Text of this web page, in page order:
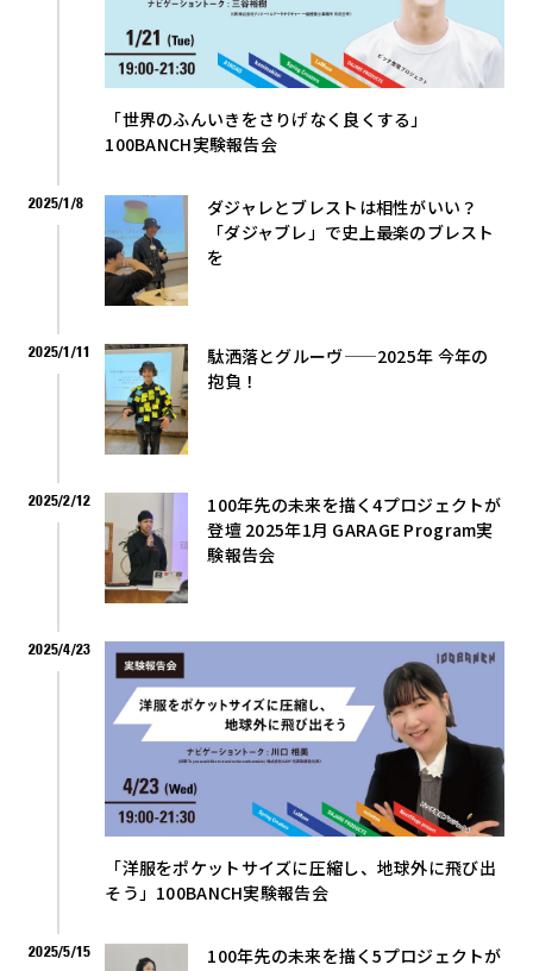
「世界のふんいきをさりげなく良くする」
100BANCH実験報告会
2025/1/8
ダジャレとブレストは相性がいい？
「ダジャブレ」で史上最楽のブレスト
を
2025/1/11
駄洒落とグルーヴ——2025年 今年の
抱負！
2025/2/12
100年先の未来を描く4プロジェクトが
登壇 2025年1月 GARAGE Program実
験報告会
2025/4/23
「洋服をポケットサイズに圧縮し、地球外に飛び出
そう」100BANCH実験報告会
2025/5/15
100年先の未来を描く5プロジェクトが